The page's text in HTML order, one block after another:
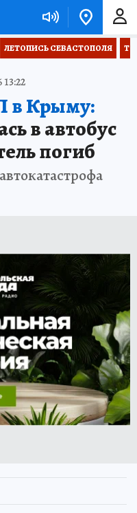
ЛЕТОПИСЬ СЕВАСТОПОЛЯ
13:22
в Крыму:
в автобус
погиб